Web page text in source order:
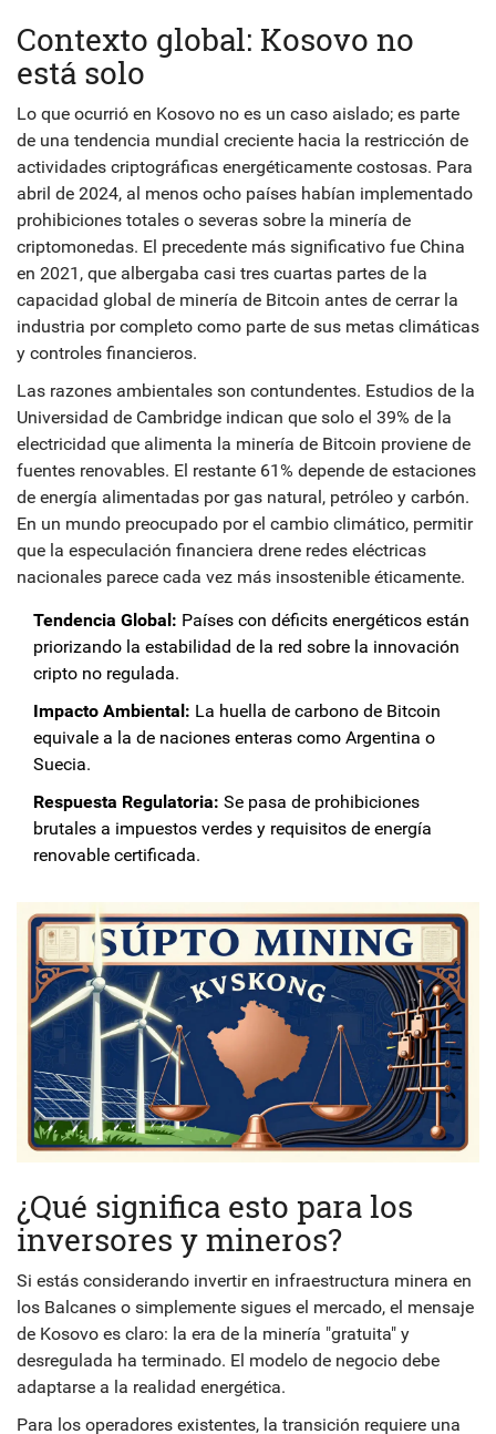
Contexto global: Kosovo no
está solo
Lo que ocurrió en Kosovo no es un caso aislado; es parte
de una tendencia mundial creciente hacia la restricción de
actividades criptográficas energéticamente costosas. Para
abril de 2024, al menos ocho países habían implementado
prohibiciones totales o severas sobre la minería de
criptomonedas. El precedente más significativo fue China
en 2021, que albergaba casi tres cuartas partes de la
capacidad global de minería de Bitcoin antes de cerrar la
industria por completo como parte de sus metas climáticas
y controles financieros.
Las razones ambientales son contundentes. Estudios de la
Universidad de Cambridge indican que solo el 39% de la
electricidad que alimenta la minería de Bitcoin proviene de
fuentes renovables. El restante 61% depende de estaciones
de energía alimentadas por gas natural, petróleo y carbón.
En un mundo preocupado por el cambio climático, permitir
que la especulación financiera drene redes eléctricas
nacionales parece cada vez más insostenible éticamente.
Tendencia Global: Países con déficits energéticos están
priorizando la estabilidad de la red sobre la innovación
cripto no regulada.
Impacto Ambiental: La huella de carbono de Bitcoin
equivale a la de naciones enteras como Argentina o
Suecia.
Respuesta Regulatoria: Se pasa de prohibiciones
brutales a impuestos verdes y requisitos de energía
renovable certificada.
¿Qué significa esto para los
inversores y mineros?
Si estás considerando invertir en infraestructura minera en
los Balcanes o simplemente sigues el mercado, el mensaje
de Kosovo es claro: la era de la minería "gratuita" y
desregulada ha terminado. El modelo de negocio debe
adaptarse a la realidad energética.
Para los operadores existentes, la transición requiere una